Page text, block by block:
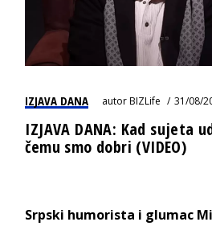
IZJAVA DANA autorBIZLife 31/08/
IZJAVA DANA: Kad sujeta
čemu smo dobri (VIDEO)
Srpski humorista i glumac